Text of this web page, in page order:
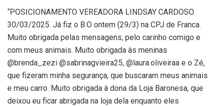
“POSICIONAMENTO VEREADORA LINDSAY CARDOSO.
30/03/2025. Já fiz o B.O ontem (29/3) na CPJ de Franca.
Muito obrigada pelas mensagens, pelo carinho comigo e
com meus animais. Muito obrigada às meninas
@brenda_zezi @sabrinagvieira25, @laura.oliveiraa e o Zé,
que fizeram minha segurança, que buscaram meus animais
e meu carro. Muito obrigada à dona da Loja Baronesa, que
deixou eu ficar abrigada na loja dela enquanto eles